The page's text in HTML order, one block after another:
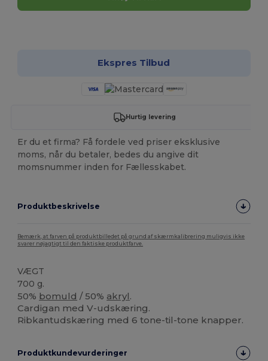
Ekspres Tilbud
Hurtig levering
Er du et firma? Få fordele ved priser eksklusive
moms, når du betaler, bedes du angive dit
momsnummer inden for Fællesskabet.
Produktbeskrivelse
Bemærk, at farven på produktbilledet på grund af skærmkalibrering muligvis ikke
svarer nøjagtigt til den faktiske produktfarve.
VÆGT
700 g.
50% bomuld / 50% akryl.
Cardigan med V-udskæring.
Ribkantudskæring med 6 tone-til-tone knapper.
Produktkundevurderinger